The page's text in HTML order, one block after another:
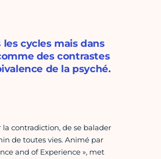
cycles mais dans
des contrastes
de la psyché.
la contradiction, de se balader
de toutes vies. Animé par
and of Experience », met